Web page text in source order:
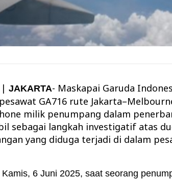
| JAKARTA- Maskapai Garuda
GA716 rute
milik penumpang dalam
sebagai langkah investigatif atas
yang diduga terjadi di dalam
6 Juni 2025, saat seorang